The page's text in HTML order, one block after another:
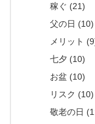
稼ぐ (21)
父の日 (10)
メリット
七夕 (10)
お盆 (10)
リスク (10)
敬老の日